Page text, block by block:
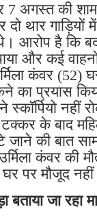
7 अगस्त की
दो थार गाड़ियों
आरोप है कि
और कई
कंवर (52)
का प्रयास
स्कॉर्पियो नहीं
के बाद
की बात
कंवर की
पर मौजूद नहीं
जा रहा